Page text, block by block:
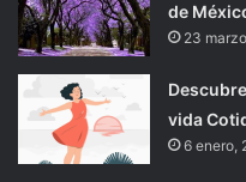
de
23
vida
6 enero,